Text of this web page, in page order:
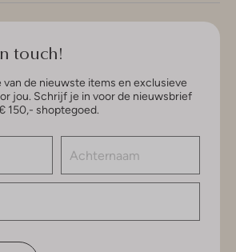
touch!
van de nieuwste items en exclusieve
jou. Schrijf je in voor de nieuwsbrief
150,- shoptegoed.